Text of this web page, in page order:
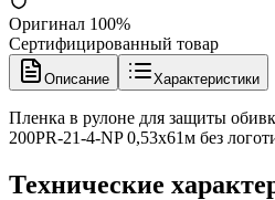
Оригинал 100%
Сертифицированный товар
Описание Характеристики
Пленка в рулоне для защиты
200PR-21-4-NP 0,53х61м без
Технические